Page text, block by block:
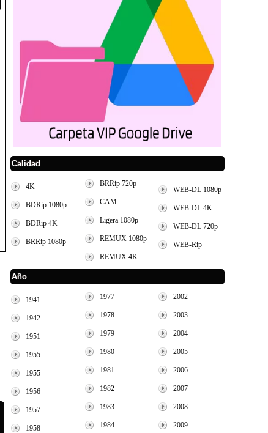
Calidad
4K
BDRip 1080p
BDRip 4K
BRRip 1080p
BRRip 720p
CAM
Ligera 1080p
REMUX 1080p
REMUX 4K
WEB-DL 1080p
WEB-DL 4K
WEB-DL 720p
WEB-Rip
Año
1941
1942
1951
1955
1955
1956
1957
1958
1977
1978
1979
1980
1981
1982
1983
1984
2002
2003
2004
2005
2006
2007
2008
2009